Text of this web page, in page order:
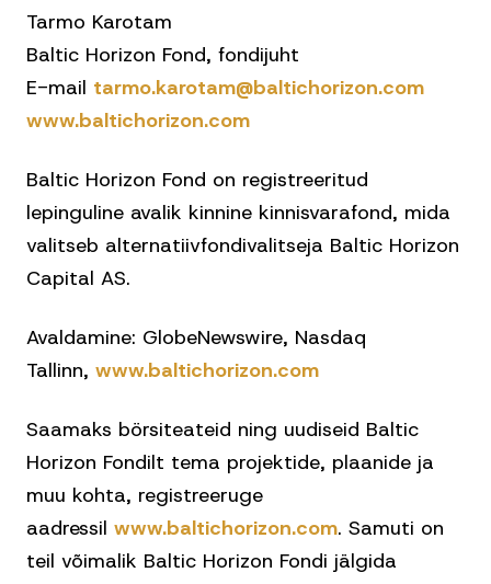
Tarmo Karotam
Baltic Horizon Fond, fondijuht
E-mail tarmo.karotam@baltichorizon.com
www.baltichorizon.com
Baltic Horizon Fond on registreeritud
lepinguline avalik kinnine kinnisvarafond, mida
valitseb alternatiivfondivalitseja Baltic Horizon
Capital AS.
Avaldamine: GlobeNewswire, Nasdaq
Tallinn, www.baltichorizon.com
Saamaks börsiteateid ning uudiseid Baltic
Horizon Fondilt tema projektide, plaanide ja
muu kohta, registreeruge
aadressil www.baltichorizon.com. Samuti on
teil võimalik Baltic Horizon Fondi jälgida